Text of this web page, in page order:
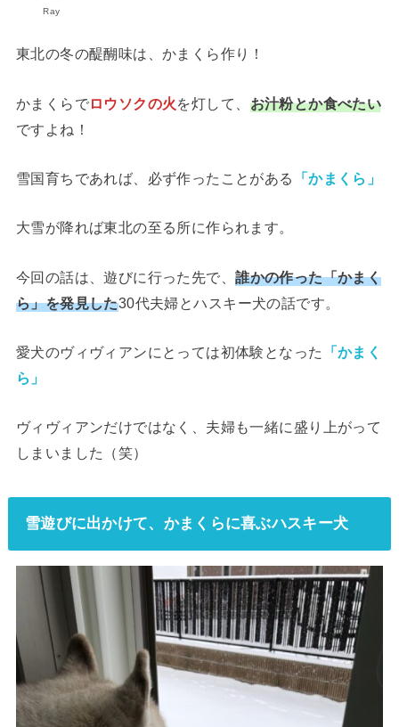
Ray
東北の冬の醍醐味は、かまくら作り！
かまくらでロウソクの火を灯して、 お汁粉とか食べたい
ですよね！
雪国育ちであれば、必ず作ったことがある 「かまくら」
大雪が降れば東北の至る所に作られます。
今回の話は、遊びに行った先で、誰かの作った「かまく
ら」を発見した30代夫婦とハスキー犬の話です。
愛犬のヴィヴィアンにとっては初体験となった
「かまく
ら」
ヴィヴィアンだけではなく、夫婦も一緒に盛り上がって
しまいました（笑）
雪遊びに出かけて、かまくらに喜ぶハスキー犬